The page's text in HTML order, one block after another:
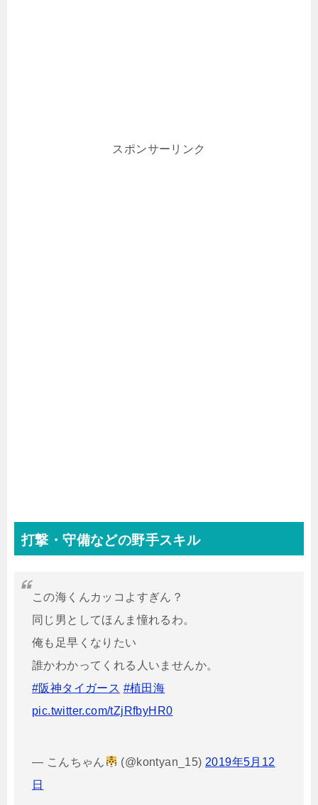
スポンサーリンク
打撃・守備などの野手スキル
この海くんカッコよすぎん？
同じ男としてほんま憧れるわ。
俺も足早くなりたい
誰かわかってくれる人いませんか。
#阪神タイガース #植田海
pic.twitter.com/tZjRfbyHR0
— こんちゃん (@kontyan_15) 2019年5月12
日